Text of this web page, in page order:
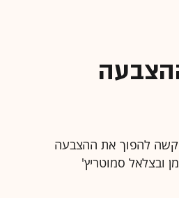
להפוך את ההצבעה
ובצלאל סמוטריץ'